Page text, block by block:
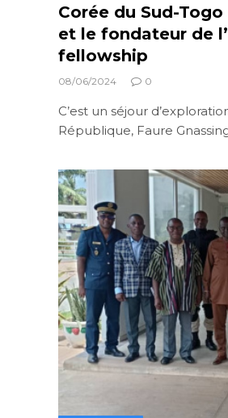
Corée du Sud-
et le fondateur de
fellowship
08/06/2024 0
C’est un séjour
République, Faure